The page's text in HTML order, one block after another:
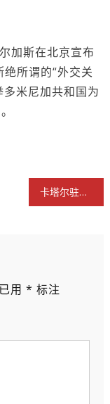
加斯在北京宣布
所谓的“外交关
米尼加共和国为
卡塔尔驻港总领事邀世贸总会出席国庆招待晚宴
用 * 标注